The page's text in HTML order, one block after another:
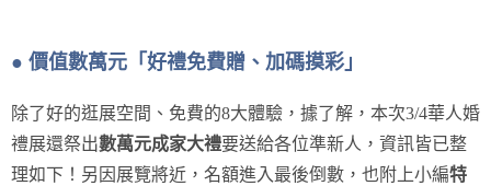
● 價值數萬元「好禮免費贈、加碼摸彩」
除了好的逛展空間、免費的8大體驗，據了解，本次3/4華人婚
禮展還祭出數萬元成家大禮要送給各位準新人，資訊皆已整
理如下！另因展覽將近，名額進入最後倒數，也附上小編特